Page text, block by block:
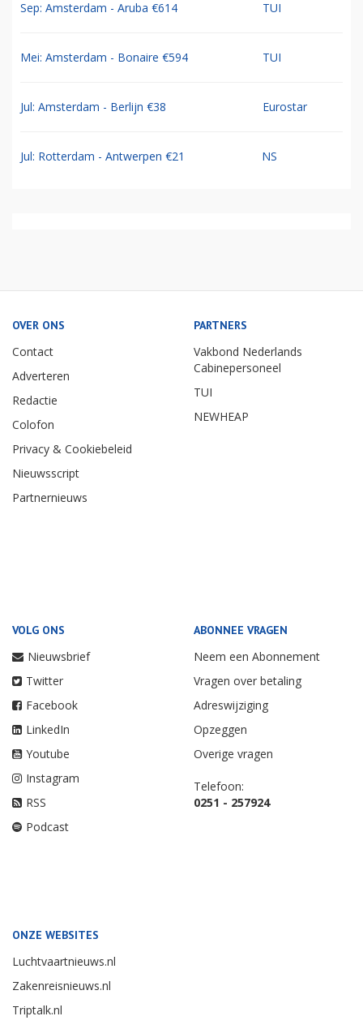
Sep: Amsterdam - Aruba €614 TUI
Mei: Amsterdam - Bonaire €594 TUI
Jul: Amsterdam - Berlijn €38 Eurostar
Jul: Rotterdam - Antwerpen €21 NS
OVER ONS
Contact
Adverteren
Redactie
Colofon
Privacy & Cookiebeleid
Nieuwsscript
Partnernieuws
PARTNERS
Vakbond Nederlands
Cabinepersoneel
TUI
NEWHEAP
VOLG ONS
Nieuwsbrief
Twitter
Facebook
LinkedIn
Youtube
Instagram
RSS
Podcast
ABONNEE VRAGEN
Neem een Abonnement
Vragen over betaling
Adreswijziging
Opzeggen
Overige vragen
Telefoon:
0251 - 257924
ONZE WEBSITES
Luchtvaartnieuws.nl
Zakenreisnieuws.nl
Triptalk.nl